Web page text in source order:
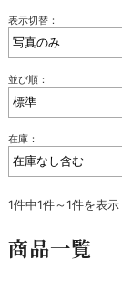
表示切替：
並び順：
在庫：
1件中1件～1件を表示
商品一覧